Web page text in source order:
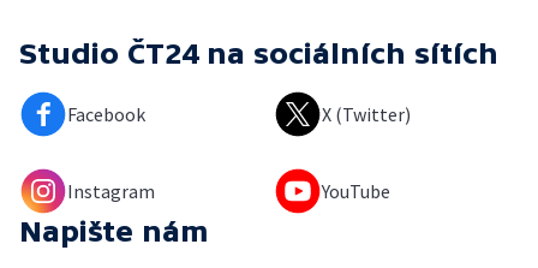
Studio ČT24 na sociálních sítích
Facebook X (Twitter)
Instagram YouTube
Napište nám